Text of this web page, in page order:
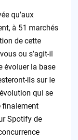
qu’aux
à 51 marchés
de cette
ou s’agit-il
évoluer la base
ils sur le
qui se
finalement
Spotify de